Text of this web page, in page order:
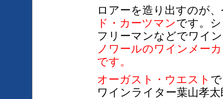
ロアーを造り出すのが
ド・カーツマンです。
フリーマンなどでワイ
ノワールのワイ ンメー
です。
オーガスト・ウエスト
ワインライター葉山孝